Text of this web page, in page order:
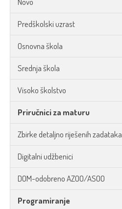
Predškolski uzrast
Osnovna škola
Srednja škola
Visoko školstvo
Priručnici za maturu
Zbirke detaljno riješenih zadataka
Digitalni udžbenici
DOM-odobreno AZOO/ASOO
Programiranje